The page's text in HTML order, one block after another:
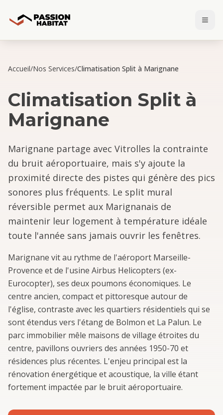
Accueil/Nos Services/Climatisation Split à Marignane
Climatisation Split à
Marignane
Marignane partage avec Vitrolles la contrainte
du bruit aéroportuaire, mais s'y ajoute la
proximité directe des pistes qui génère des pics
sonores plus fréquents. Le split mural
réversible permet aux Marignanais de
maintenir leur logement à température idéale
toute l'année sans jamais ouvrir les fenêtres.
Marignane vit au rythme de l'aéroport Marseille-
Provence et de l'usine Airbus Helicopters (ex-
Eurocopter), ses deux poumons économiques. Le
centre ancien, compact et pittoresque autour de
l'église, contraste avec les quartiers résidentiels qui se
sont étendus vers l'étang de Bolmon et La Palun. Le
parc immobilier mêle maisons de village étroites du
centre, pavillons ouvriers des années 1950-70 et
résidences plus récentes. L'enjeu principal est la
rénovation énergétique et acoustique, la ville étant
fortement impactée par le bruit aéroportuaire.